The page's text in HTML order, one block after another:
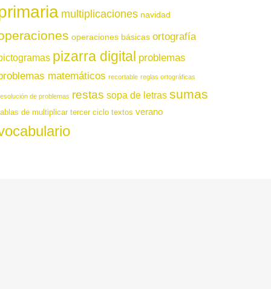
multiplicaciones navidad
operaciones básicas ortografía
pizarra digital problemas
matemáticos recortable reglas ortográficas
de problemas restas sopa de letras sumas
de multiplicar tercer ciclo textos verano